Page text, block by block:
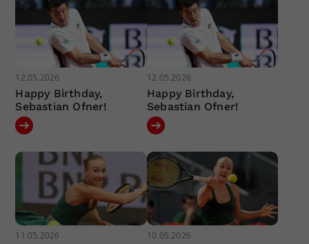
12.05.2026
Happy Birthday,
Sebastian Ofner!
12.05.2026
Happy Birthday,
Sebastian Ofner!
11.05.2026 10.05.2026